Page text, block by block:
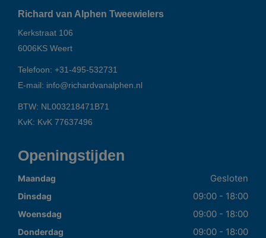
Richard van Alphen Tweewielers
Kerkstraat 106
6006KS Weert
Telefoon: +31-495-532731
E-mail: info@richardvanalphen.nl
BTW: NL003218471B71
KvK: KvK 77637496
Openingstijden
Maandag Gesloten
Dinsdag 09:00 - 18:00
Woensdag 09:00 - 18:00
Donderdag 09:00 - 18:00